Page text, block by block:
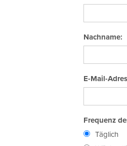
Nachname:
E-Mail-
Frequenz
Täglich